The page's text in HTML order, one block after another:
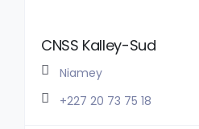
CNSS Kalley-Sud
Niamey
+227 20 73 75 18